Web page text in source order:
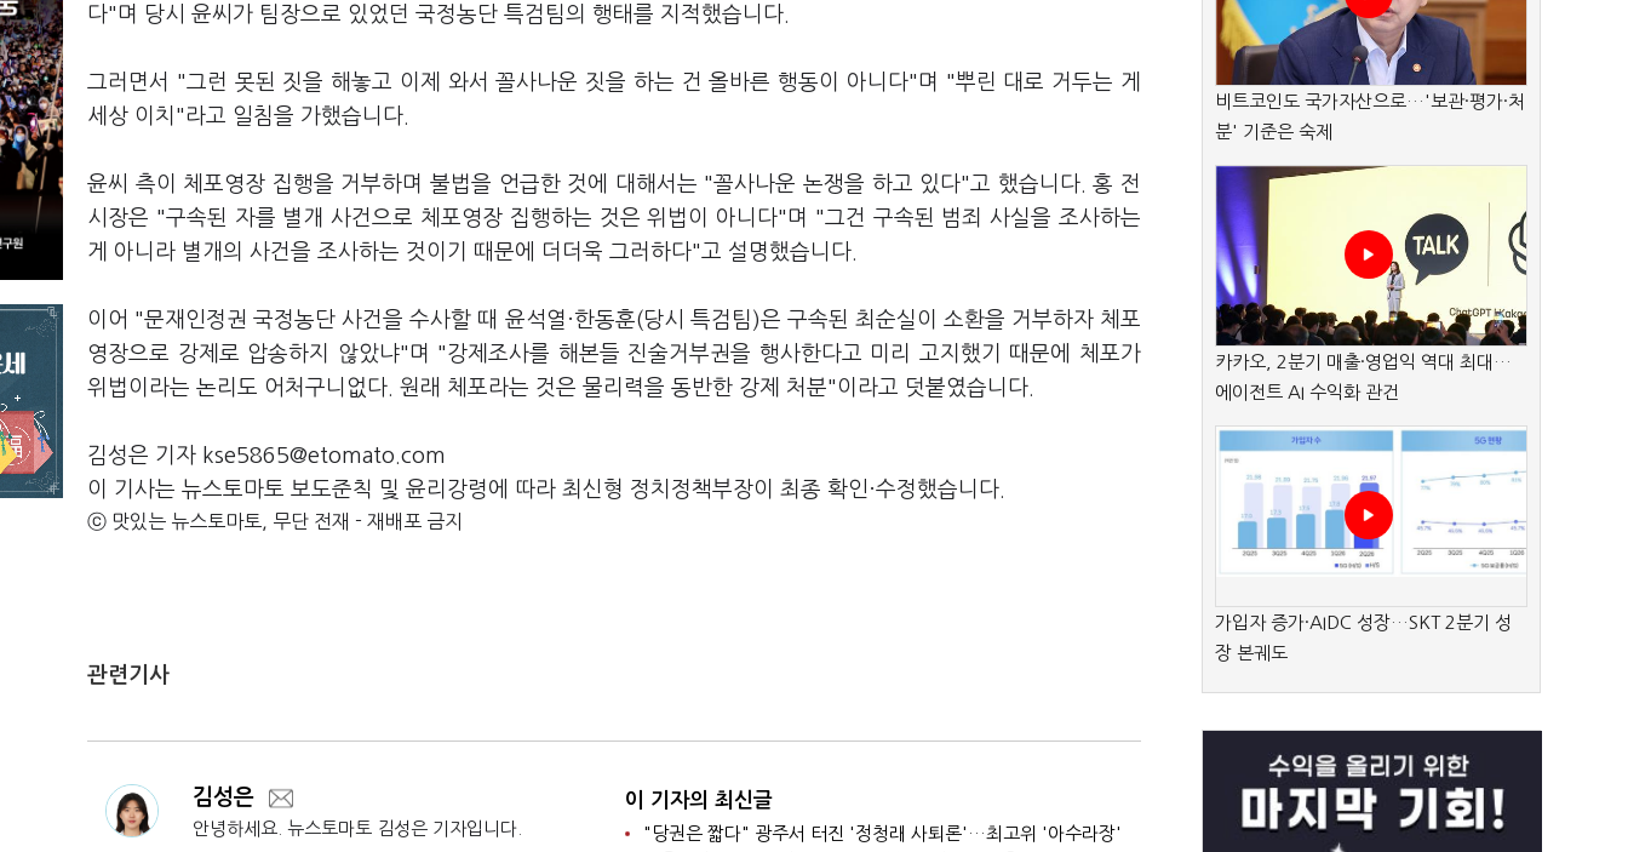
다"며 당시 윤씨가 팀장으로 있었던 국정농단 특검팀의 행태를 지적했습니다.
그러면서 "그런 못된 짓을 해놓고 이제 와서 꼴사나운 짓을 하는 건 올바른 행동이 아니다"며 "뿌린 대로 거두는 게
세상 이치"라고 일침을 가했습니다.
윤씨 측이 체포영장 집행을 거부하며 불법을 언급한 것에 대해서는 "꼴사나운 논쟁을 하고 있다"고 했습니다. 홍 전
시장은 "구속된 자를 별개 사건으로 체포영장 집행하는 것은 위법이 아니다"며 "그건 구속된 범죄 사실을 조사하는
게 아니라 별개의 사건을 조사하는 것이기 때문에 더더욱 그러하다"고 설명했습니다.
이어 "문재인정권 국정농단 사건을 수사할 때 윤석열·한동훈(당시 특검팀)은 구속된 최순실이 소환을 거부하자 체포
영장으로 강제로 압송하지 않았냐"며 "강제조사를 해본들 진술거부권을 행사한다고 미리 고지했기 때문에 체포가
위법이라는 논리도 어처구니없다. 원래 체포라는 것은 물리력을 동반한 강제 처분"이라고 덧붙였습니다.
김성은 기자 kse5865@etomato.com
이 기사는 뉴스토마토 보도준칙 및 윤리강령에 따라 최신형 정치정책부장이 최종 확인·수정했습니다.
ⓒ 맛있는 뉴스토마토, 무단 전재 - 재배포 금지
관련기사
김성은
안녕하세요. 뉴스토마토 김성은 기자입니다.
이 기자의 최신글
"당권은 짧다" 광주서 터진 '정청래 사퇴론'…최고위 '아수라장'
비트코인도 국가자산으로…'보관·평가·처
분' 기준은 숙제
카카오, 2분기 매출·영업익 역대 최대…
에이전트 AI 수익화 관건
가입자 증가·AIDC 성장…SKT 2분기 성
장 본궤도